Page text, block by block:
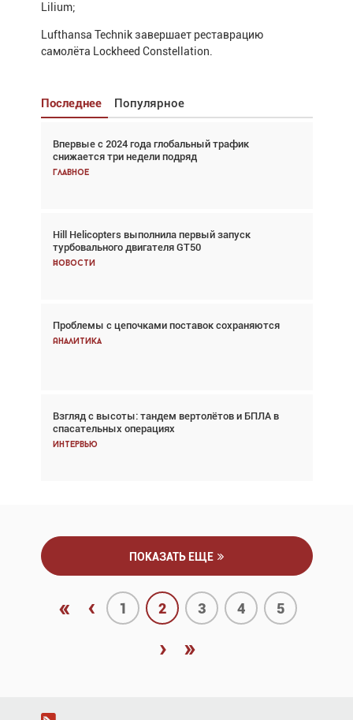
Lilium;
Lufthansa Technik завершает реставрацию
самолёта Lockheed Constellation.
Последнее Популярное
Впервые с 2024 года глобальный трафик
снижается три недели подряд
Главное
Hill Helicopters выполнила первый запуск
турбовального двигателя GT50
Новости
Проблемы с цепочками поставок сохраняются
Аналитика
Взгляд с высоты: тандем вертолётов и БПЛА в
спасательных операциях
Интервью
Взгляд с высоты: тандем вертолётов и БПЛА в
спасательных операциях
Главное
Авиационный фотограф Дэйв Кох: «Фотография
говорит сама за себя... а ИИ всё портит»
Новости
Впервые с 2024 года глобальный трафик
снижается три недели подряд
Частный самолёт – это актив. Подходите к
покупке соответствующим образом
Интервью
ПОКАЗАТЬ ЕЩЕ
« ‹ 1 2 3 4 5
› »